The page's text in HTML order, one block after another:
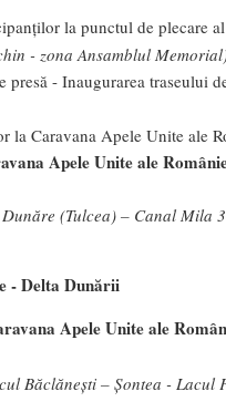
la punctul de plecare
- zona Ansamblul
presă - Inaugurarea traseului
la Caravana Apele Unite ale
Apele Unite ale
(Tulcea) – Canal Mila
- Delta Dunării
Apele Unite ale
Băclănești – Șontea - Lacul